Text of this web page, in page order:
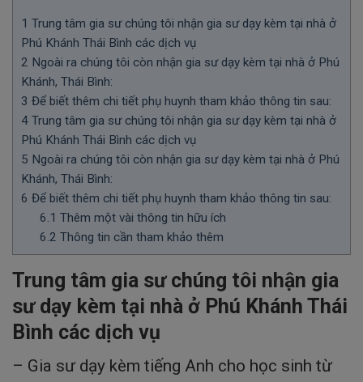
1 Trung tâm gia sư chúng tôi nhận gia sư dạy kèm tại nhà ở
Phú Khánh Thái Bình các dịch vụ
2 Ngoài ra chúng tôi còn nhận gia sư dạy kèm tại nhà ở Phú
Khánh, Thái Bình:
3 Để biết thêm chi tiết phụ huynh tham khảo thông tin sau:
4 Trung tâm gia sư chúng tôi nhận gia sư dạy kèm tại nhà ở
Phú Khánh Thái Bình các dịch vụ
5 Ngoài ra chúng tôi còn nhận gia sư dạy kèm tại nhà ở Phú
Khánh, Thái Bình:
6 Để biết thêm chi tiết phụ huynh tham khảo thông tin sau:
6.1 Thêm một vài thông tin hữu ích
6.2 Thông tin cần tham khảo thêm
Trung tâm gia sư chúng tôi nhận gia
sư dạy kèm tại nhà ở Phú Khánh Thái
Bình các dịch vụ
– Gia sư dạy kèm tiếng Anh cho học sinh từ